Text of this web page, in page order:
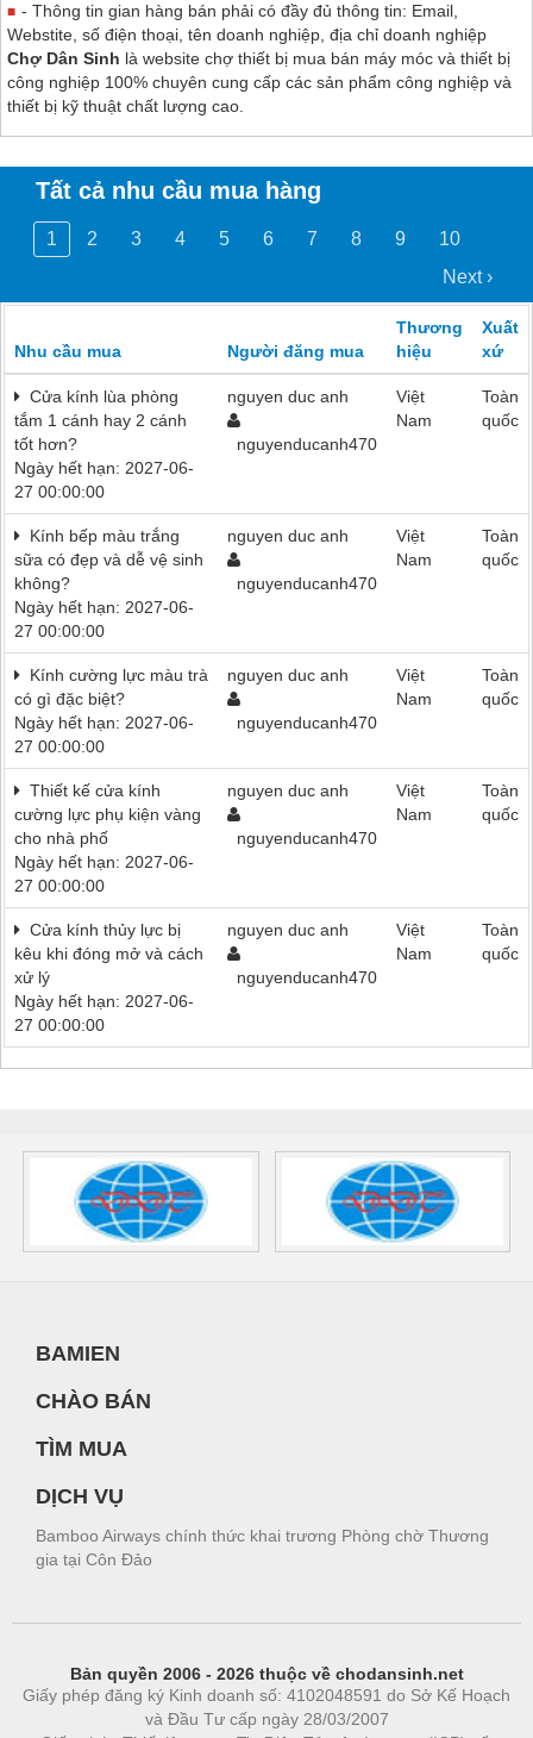
- Thông tin gian hàng bán phải có đầy đủ thông tin: Email,
Webstite, số điện thoại, tên doanh nghiệp, địa chỉ doanh nghiệp
Chợ Dân Sinh là website chợ thiết bị mua bán máy móc và thiết bị
công nghiệp 100% chuyên cung cấp các sản phẩm công nghiệp và
thiết bị kỹ thuật chất lượng cao.
Tất cả nhu cầu mua hàng
1 2 3 4 5 6 7 8 9
10
Next ›
Nhu cầu mua Người đăng mua
Thương
hiệu
Xuất
xứ
Cửa kính lùa phòng
tắm 1 cánh hay 2 cánh
tốt hơn?
Ngày hết hạn: 2027-06-
27 00:00:00
nguyen duc anh
nguyenducanh470
Việt
Nam
Toàn
quốc
Kính bếp màu trắng
sữa có đẹp và dễ vệ sinh
không?
Ngày hết hạn: 2027-06-
27 00:00:00
nguyen duc anh
nguyenducanh470
Việt
Nam
Toàn
quốc
Kính cường lực màu trà
có gì đặc biệt?
Ngày hết hạn: 2027-06-
27 00:00:00
nguyen duc anh
nguyenducanh470
Việt
Nam
Toàn
quốc
Thiết kế cửa kính
cường lực phụ kiện vàng
cho nhà phố
Ngày hết hạn: 2027-06-
27 00:00:00
nguyen duc anh
nguyenducanh470
Việt
Nam
Toàn
quốc
Cửa kính thủy lực bị
kêu khi đóng mở và cách
xử lý
Ngày hết hạn: 2027-06-
27 00:00:00
nguyen duc anh
nguyenducanh470
Việt
Nam
Toàn
quốc
BAMIEN
CHÀO BÁN
TÌM MUA
DỊCH VỤ
Bamboo Airways chính thức khai trương Phòng chờ Thương
gia tại Côn Đảo
Bản quyền 2006 - 2026 thuộc về chodansinh.net
Giấy phép đăng ký Kinh doanh số: 4102048591 do Sở Kế Hoạch
và Đầu Tư cấp ngày 28/03/2007